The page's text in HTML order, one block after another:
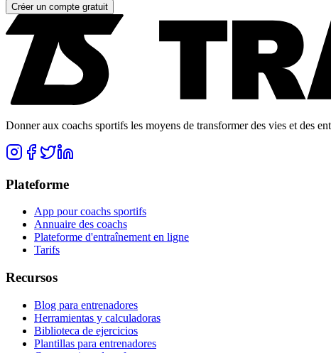
Créer un compte gratuit
Donner aux coachs sportifs les moyens de transformer des vies et des
Plateforme
App pour coachs sportifs
Annuaire des coachs
Plateforme d'entraînement en ligne
Tarifs
Recursos
Blog para entrenadores
Herramientas y calculadoras
Biblioteca de ejercicios
Plantillas para entrenadores